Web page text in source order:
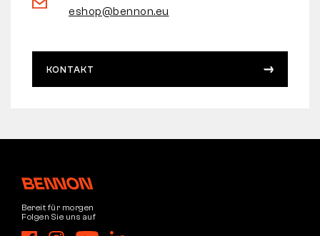
eshop@bennon.eu
KONTAKT
Bereit für morgen
Folgen Sie uns auf